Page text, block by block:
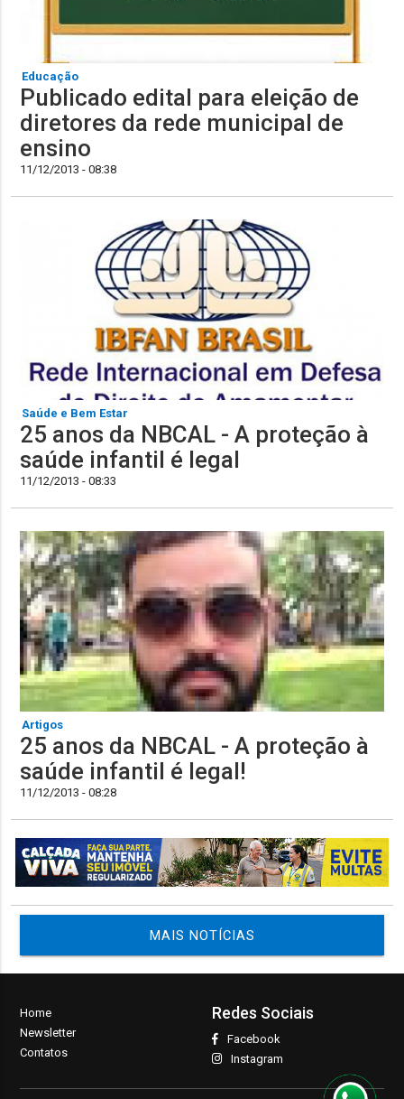
Educação
Publicado edital para eleição de
diretores da rede municipal de
ensino
11/12/2013 - 08:38
Saúde e Bem Estar
25 anos da NBCAL - A proteção à
saúde infantil é legal
11/12/2013 - 08:33
Artigos
25 anos da NBCAL - A proteção à
saúde infantil é legal!
11/12/2013 - 08:28
MAIS NOTÍCIAS
Home
Newsletter
Contatos
Redes Sociais
Facebook
Instagram